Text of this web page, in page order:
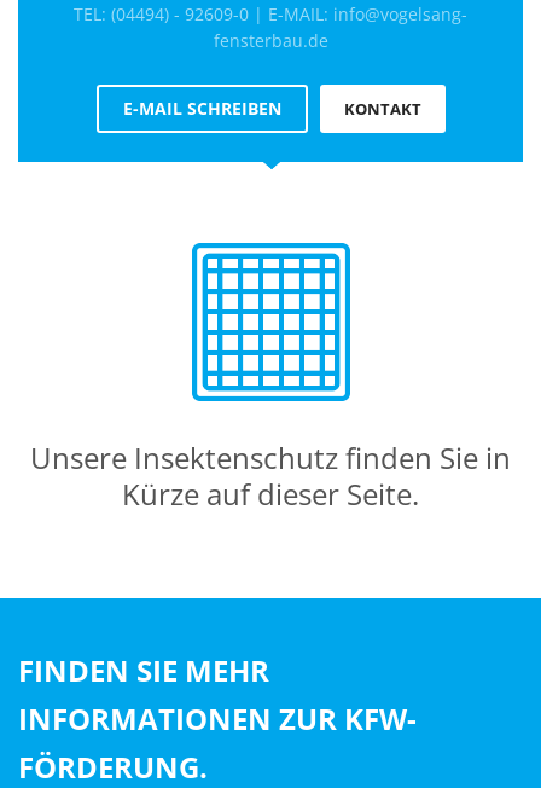
TEL: (04494) - 92609-0 | E-MAIL: info@vogelsang-
fensterbau.de
E-MAIL SCHREIBEN KONTAKT
Unsere Insektenschutz finden Sie in
Kürze auf dieser Seite.
FINDEN SIE MEHR
INFORMATIONEN ZUR KFW-
FÖRDERUNG.